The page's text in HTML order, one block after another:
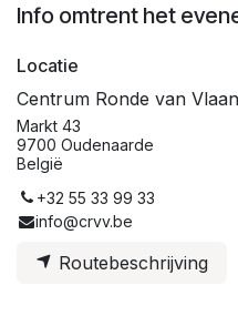
Info omtrent het
Locatie
Centrum Ronde van
Markt 43
9700 Oudenaarde
België
+32 55 33 99 33
info@crvv.be
Routebeschrijving